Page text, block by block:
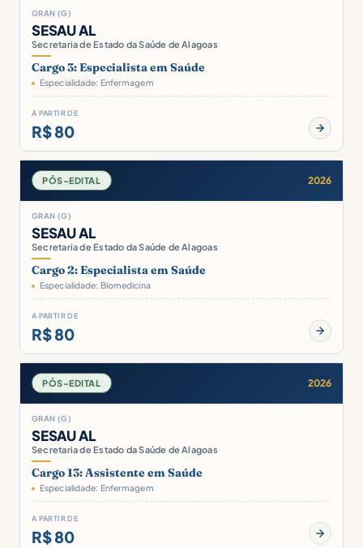
GRAN (G)
SESAU AL
Secretaria de Estado da Saúde de Alagoas
Cargo 3: Especialista em Saúde
Especialidade: Enfermagem
A PARTIR DE
R$ 80
PÓS-EDITAL 2026
GRAN (G)
SESAU AL
Secretaria de Estado da Saúde de Alagoas
Cargo 2: Especialista em Saúde
Especialidade: Biomedicina
A PARTIR DE
R$ 80
PÓS-EDITAL 2026
GRAN (G)
SESAU AL
Secretaria de Estado da Saúde de Alagoas
Cargo 13: Assistente em Saúde
Especialidade: Enfermagem
A PARTIR DE
R$ 80